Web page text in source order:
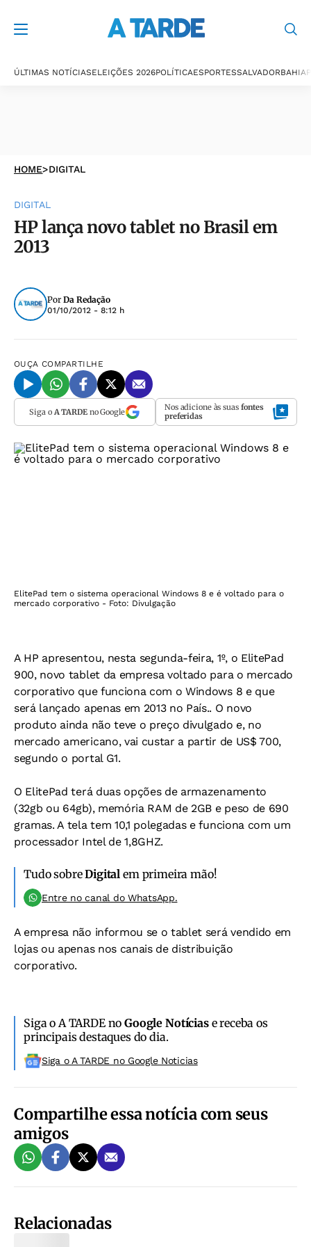
ÚLTIMAS NOTÍCIASELEIÇÕES 2026POLÍTICAESPORTESSALVADORBAHIA
HOME>DIGITAL
DIGITAL
HP lança novo tablet no Brasil em
2013
Por Da Redação
01/10/2012 - 8:12 h
OUÇA COMPARTILHE
Siga o A TARDEno Google Nos adicione às suas fontes
preferidas
ElitePad tem o sistema operacional Windows 8 e é voltado para o
mercado corporativo - Foto: Divulgação
A HP apresentou, nesta segunda-feira, 1º, o ElitePad
900, novo tablet da empresa voltado para o mercado
corporativo que funciona com o Windows 8 e que
será lançado apenas em 2013 no País.. O novo
produto ainda não teve o preço divulgado e, no
mercado americano, vai custar a partir de US$ 700,
segundo o portal G1.
O ElitePad terá duas opções de armazenamento
(32gb ou 64gb), memória RAM de 2GB e peso de 690
gramas. A tela tem 10,1 polegadas e funciona com um
processador Intel de 1,8GHZ.
Tudo sobreDigital em primeira mão!
Entre no canal do WhatsApp.
A empresa não informou se o tablet será vendido em
lojas ou apenas nos canais de distribuição
corporativo.
Siga o A TARDE noGoogle Notíciase receba os
principais destaques do dia.
Siga o A TARDE no Google Noticias
Compartilhe essa notícia com seus
amigos
Relacionadas